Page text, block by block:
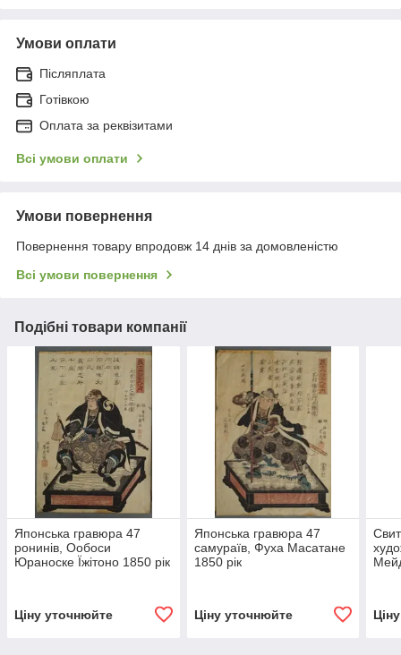
Умови оплати
Післяплата
Готівкою
Оплата за реквізитами
Всі умови оплати
Умови повернення
Повернення товару впродовж 14 днів за домовленістю
Всі умови повернення
Подібні товари компанії
Японська гравюра 47
ронинів, Ообоси
Юраноске Їжітоно 1850 рік
Ціну уточнюйте
Японська гравюра 47
самураїв, Фуха Масатане
1850 рік
Ціну уточнюйте